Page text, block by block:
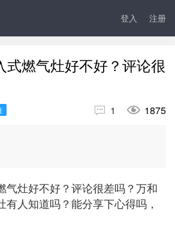
登入 注册
式燃气灶好不好？评论很
 1  1875
气灶好不好？评论很差吗？万和
有人知道吗？能分享下心得吗，